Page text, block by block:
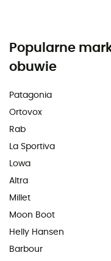
Popularne
obuwie
Patagonia
Ortovox
Rab
La Sportiva
Lowa
Altra
Millet
Moon Boot
Helly Hansen
Barbour